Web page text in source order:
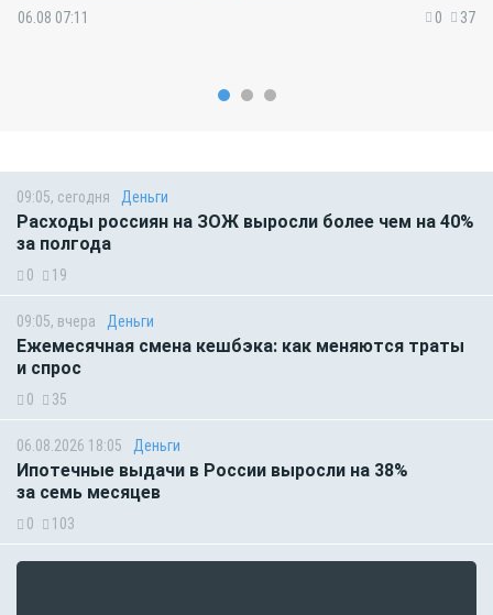
06.08 07:11 0 37
09:05, сегодня Деньги
Расходы россиян на ЗОЖ выросли более чем на 40%
за полгода
0 19
09:05, вчера Деньги
Ежемесячная смена кешбэка: как меняются траты
и спрос
0 35
06.08.2026 18:05 Деньги
Ипотечные выдачи в России выросли на 38%
за семь месяцев
0 103